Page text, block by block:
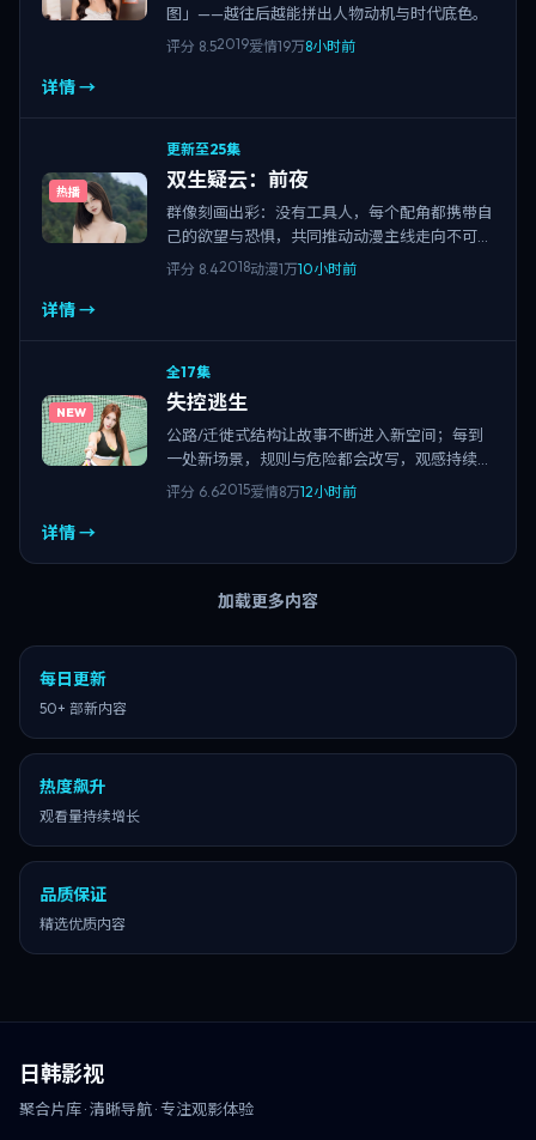
图」——越往后越能拼出人物动机与时代底色。
评分 8.52019爱情19万8小时前
详情 →
热播
更新至25集
双生疑云：前夜
群像刻画出彩：没有工具人，每个配角都携带自
己的欲望与恐惧，共同推动动漫主线走向不可避
免的结局。
评分 8.42018动漫1万10小时前
详情 →
NEW
全17集
失控逃生
公路/迁徙式结构让故事不断进入新空间；每到
一处新场景，规则与危险都会改写，观感持续刷
新。
评分 6.62015爱情8万12小时前
详情 →
加载更多内容
每日更新
50+ 部新内容
热度飙升
观看量持续增长
品质保证
精选优质内容
日韩影视
聚合片库 · 清晰导航 · 专注观影体验